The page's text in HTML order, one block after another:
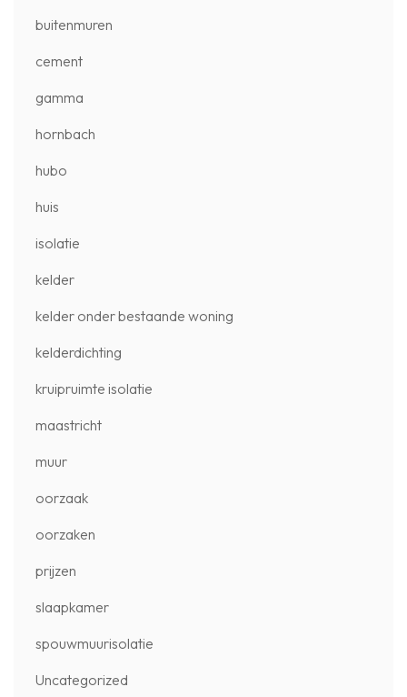
buitenmuren
cement
gamma
hornbach
hubo
huis
isolatie
kelder
kelder onder bestaande woning
kelderdichting
kruipruimte isolatie
maastricht
muur
oorzaak
oorzaken
prijzen
slaapkamer
spouwmuurisolatie
Uncategorized